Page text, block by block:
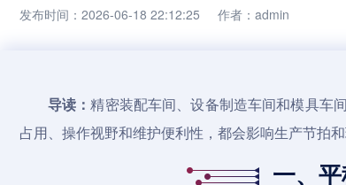
发布时间：2026-06-18 22:12:25 作者：admin
导读：精密装配车间、设备制造车间和模具车
占用、操作视野和维护便利性，都会影响生产节拍和
一、